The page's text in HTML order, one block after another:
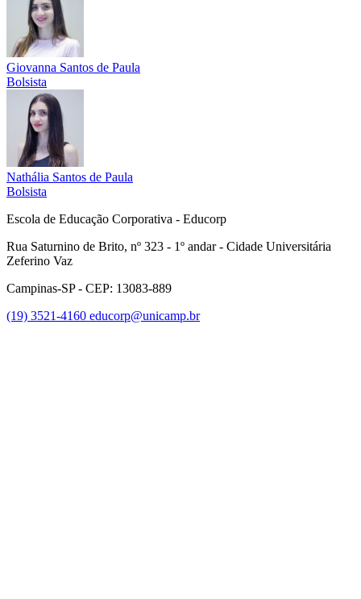
Giovanna Santos de Paula
Bolsista
Nathália Santos de Paula
Bolsista
Escola de Educação Corporativa - Educorp
Rua Saturnino de Brito, nº 323 - 1º andar - Cidade Universitária
Zeferino Vaz
Campinas-SP - CEP: 13083-889
(19) 3521-4160 educorp@unicamp.br